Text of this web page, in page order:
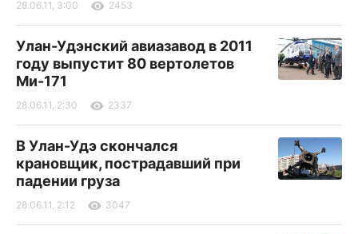
28.06.11, 3:00 2453
Улан-Удэнский авиазавод в 2011
году выпустит 80 вертолетов
Ми-171
28.06.11, 2:30 2337
В Улан-Удэ скончался
крановщик, пострадавший при
падении груза
28.06.11, 2:12 3047